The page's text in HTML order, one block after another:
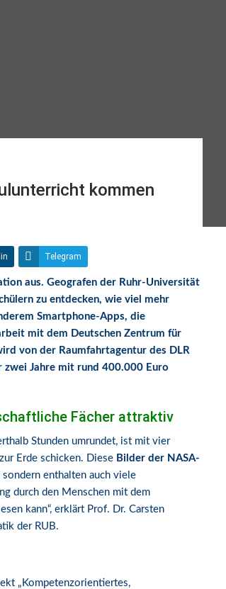
kommen
Telegram
aus. Geografen der Ruhr-Universität
zu entdecken, wie viel mehr
Smartphone-Apps, die
mit dem Deutschen Zentrum für
von der Raumfahrtagentur des DLR
Jahre mit rund 400.000 Euro
Fächer attraktiv
Stunden umrundet, ist mit vier
Erde schicken. Diese Bilder der NASA-
enthalten auch viele
durch den Menschen mit dem
kann“, erklärt Prof. Dr. Carsten
der RUB.
„Kompetenzorientiertes,